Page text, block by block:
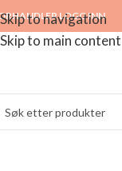
Skip to navigation
Skip to main content
LOGG INN